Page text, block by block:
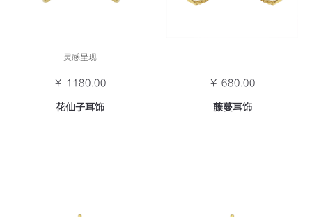
灵感呈现
￥ 1180.00
花仙子耳饰
￥ 680.00
藤蔓耳饰